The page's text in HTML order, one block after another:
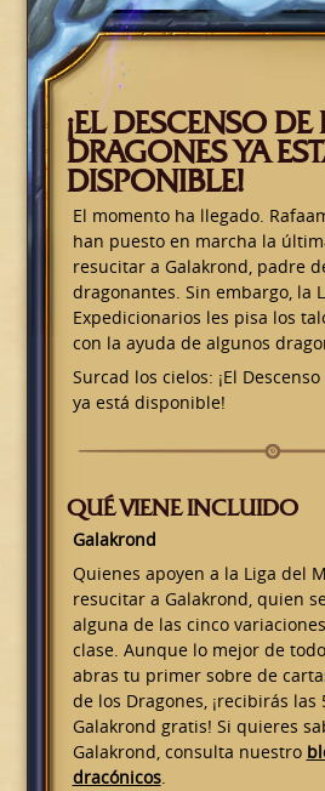
¡EL DESCENSO DE
DRAGONES YA
DISPONIBLE!
El momento ha llegado.
han puesto en marcha la
resucitar a Galakrond, padre
dragonantes. Sin embargo, la
Expedicionarios les pisa los
con la ayuda de algunos
Surcad los cielos: ¡El
ya está disponible!
QUÉ VIENE INCLUIDO
Galakrond
Quienes apoyen a la Liga del
resucitar a Galakrond, quien
alguna de las cinco
clase. Aunque lo mejor de
abras tu primer sobre de
de los Dragones, ¡recibirás las
Galakrond gratis! Si quieres
Galakrond, consulta nuestro
dracónicos.